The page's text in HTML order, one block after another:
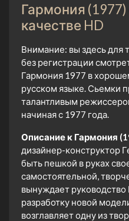
Гармония
качестве HD
Внимание: вы здесь для
без регистрации
Гармония 1977 в
русском языке. Сьемки
талантливым
начиная с 1977 года.
Описание к Гармония
дизайнер-конструктор
быть пешкой в руках
самостоятельной,
вынуждает руководство
разработку новой
возглавляет одну из